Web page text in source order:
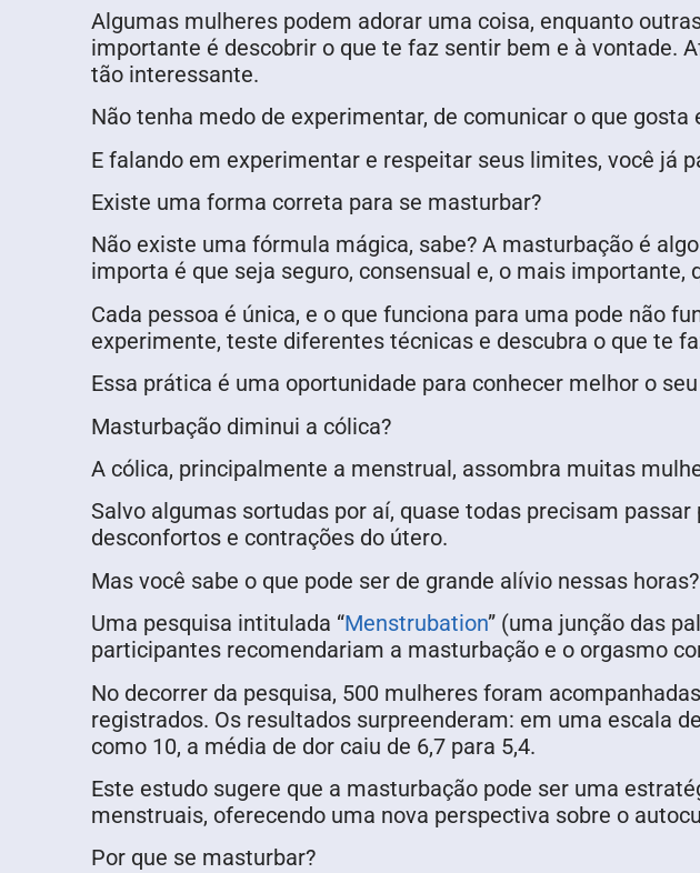
Algumas mulheres podem adorar uma coisa, enquanto
importante é descobrir o que te faz sentir bem e à vontade.
tão interessante.
Não tenha medo de experimentar, de comunicar o que
E falando em experimentar e respeitar seus limites, você já
Existe uma forma correta para se masturbar?
Não existe uma fórmula mágica, sabe? A masturbação é
importa é que seja seguro, consensual e, o mais importante,
Cada pessoa é única, e o que funciona para uma pode não
experimente, teste diferentes técnicas e descubra o que te
Essa prática é uma oportunidade para conhecer melhor o
Masturbação diminui a cólica?
A cólica, principalmente a menstrual, assombra muitas
Salvo algumas sortudas por aí, quase todas precisam
desconfortos e contrações do útero.
Mas você sabe o que pode ser de grande alívio nessas
Uma pesquisa intitulada “Menstrubation” (uma junção das
participantes recomendariam a masturbação e o orgasmo
No decorrer da pesquisa, 500 mulheres foram
registrados. Os resultados surpreenderam: em uma escala
como 10, a média de dor caiu de 6,7 para 5,4.
Este estudo sugere que a masturbação pode ser uma
menstruais, oferecendo uma nova perspectiva sobre o
Por que se masturbar?